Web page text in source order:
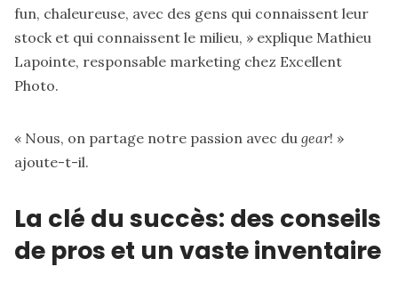
fun, chaleureuse, avec des gens qui connaissent leur
stock et qui connaissent le milieu, » explique Mathieu
Lapointe, responsable marketing chez Excellent
Photo.
« Nous, on partage notre passion avec du gear! »
ajoute-t-il.
La clé du succès: des conseils
de pros et un vaste inventaire